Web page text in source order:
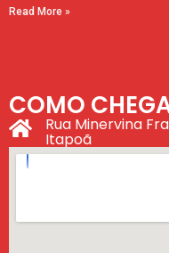
Read More »
COMO
Rua Minervina
Itapoã